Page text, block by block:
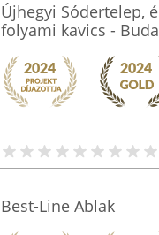
Újhegyi Sódertelep,
folyami kavics -
Best-Line Ablak